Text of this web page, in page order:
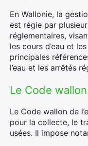
En Wallonie, la
est régie par
réglementaires,
les cours d’eau et
principales
l’eau et les arrêtés
Le Code wallon
Le Code wallon de
pour la collecte, le
usées. Il impose